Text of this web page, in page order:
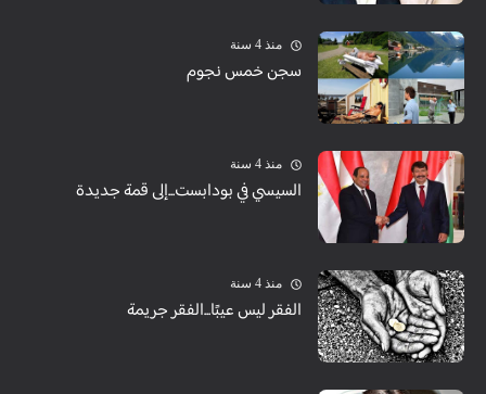
منذ 4 سنة
سجن خمس نجوم
منذ 4 سنة
السيسي في بودابست...إلى قمة جديدة
منذ 4 سنة
الفقر ليس عيبًا...الفقر جريمة